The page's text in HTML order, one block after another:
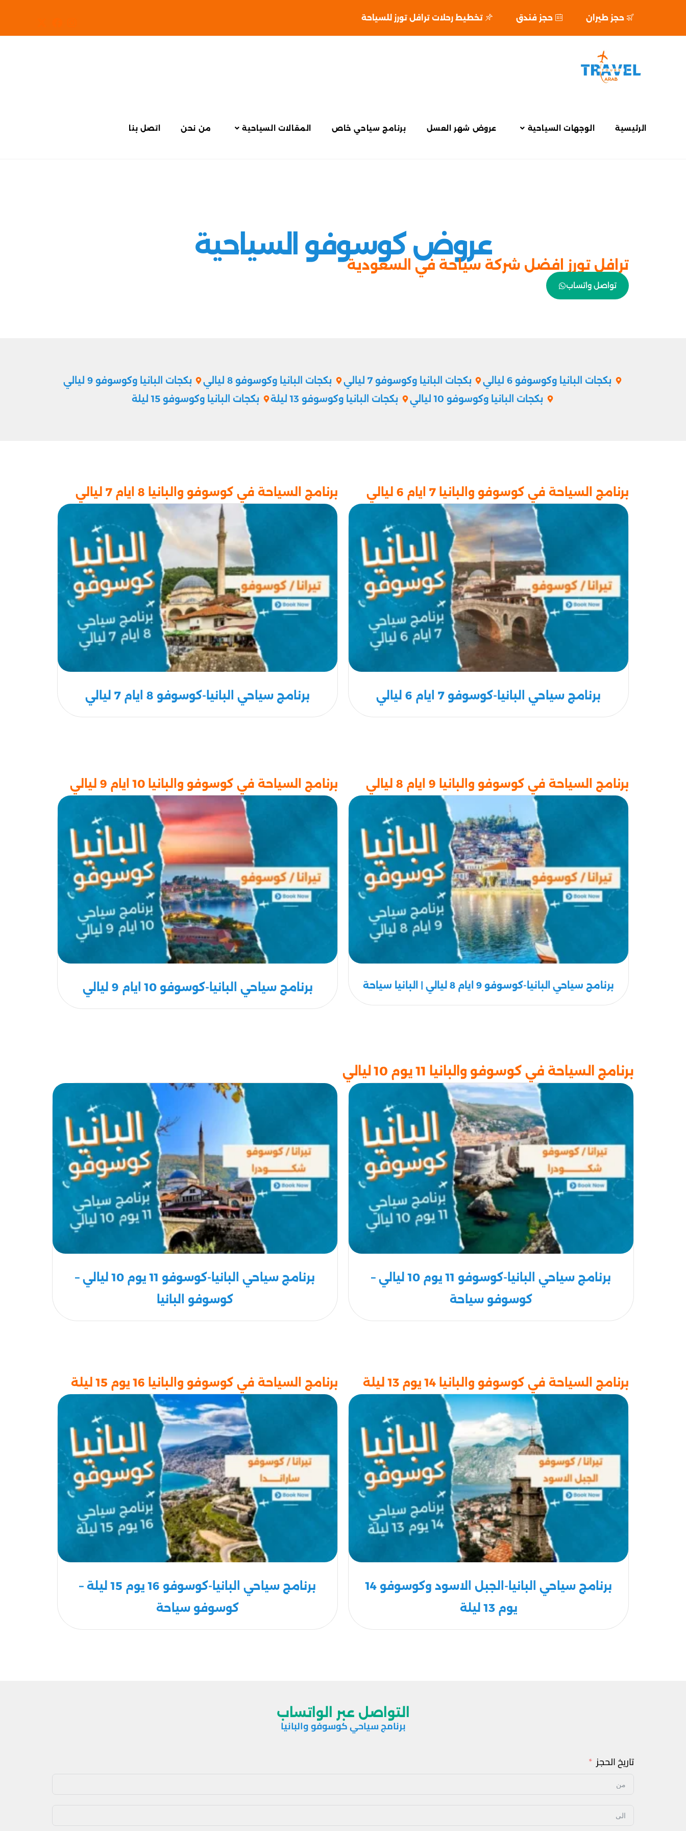
حجز طيران حجز فندق تخطيط رحلات ترافل تورز للسياحة
اتصل بنا من نحن المقالات السياحية برنامج سياحي خاص عروض شهر العسل الوجهات السياحية الرئيسية
عروض كوسوفو السياحية
ترافل تورز افضل شركة سياحة في السعودية
تواصل واتساب
بكجات البانيا وكوسوفو 6 ليالي بكجات البانيا وكوسوفو 7 ليالي بكجات البانيا وكوسوفو 8 ليالي
بكجات البانيا وكوسوفو 9 ليالي
بكجات البانيا وكوسوفو 10 ليالي
بكجات البانيا وكوسوفو 13 ليلة بكجات البانيا وكوسوفو 15 ليلة
برنامج السياحة في كوسوفو والبانيا 7 ايام 6 ليالي
برنامج سياحي البانيا-كوسوفو 7 ايام 6 ليالي
برنامج السياحة في كوسوفو والبانيا 8 ايام 7 ليالي
برنامج سياحي البانيا-كوسوفو 8 ايام 7 ليالي
برنامج السياحة في كوسوفو والبانيا 9 ايام 8 ليالي
برنامج سياحي البانيا-كوسوفو 9 ايام 8 ليالي | البانيا سياحة
برنامج السياحة في كوسوفو والبانيا 10 ايام 9 ليالي
برنامج سياحي البانيا-كوسوفو 10 ايام 9 ليالي
برنامج السياحة في كوسوفو والبانيا 11 يوم 10 ليالي
برنامج سياحي البانيا-كوسوفو 11 يوم 10 ليالي –
كوسوفو سياحة
برنامج سياحي البانيا-كوسوفو 11 يوم 10 ليالي –
كوسوفو البانيا
برنامج السياحة في كوسوفو والبانيا 14 يوم 13 ليلة
برنامج سياحي البانيا-الجبل الاسود وكوسوفو 14
يوم 13 ليلة
برنامج السياحة في كوسوفو والبانيا 16 يوم 15 ليلة
برنامج سياحي البانيا-كوسوفو 16 يوم 15 ليلة –
كوسوفو سياحة
التواصل عبر الواتساب
برنامج سياحي كوسوفو والبانيا
تاريخ الحجز